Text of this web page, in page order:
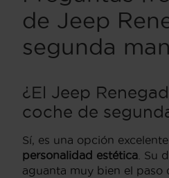
de Jeep
segunda
¿El Jeep
coche de
Sí, es una opción
personalidad estética . Su
aguanta muy bien el paso